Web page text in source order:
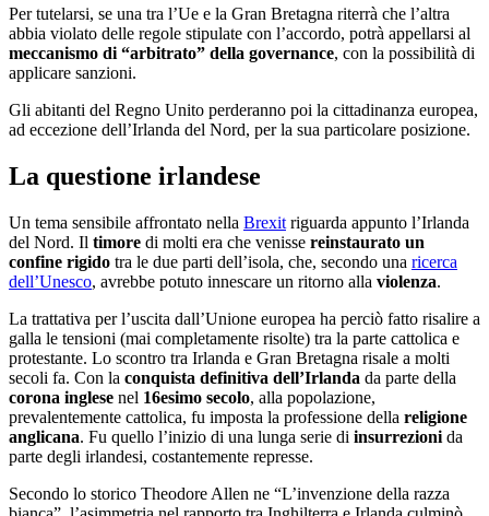
Per tutelarsi, se una tra l’Ue e la Gran Bretagna riterrà che l’altra
abbia violato delle regole stipulate con l’accordo, potrà appellarsi al
meccanismo di “arbitrato” della governance, con la possibilità di
applicare sanzioni.
Gli abitanti del Regno Unito perderanno poi la cittadinanza europea,
ad eccezione dell’Irlanda del Nord, per la sua particolare posizione.
La questione irlandese
Un tema sensibile affrontato nella Brexit riguarda appunto l’Irlanda
del Nord. Il timore di molti era che venisse reinstaurato un
confine rigido tra le due parti dell’isola, che, secondo una ricerca
dell’Unesco, avrebbe potuto innescare un ritorno alla violenza.
La trattativa per l’uscita dall’Unione europea ha perciò fatto risalire a
galla le tensioni (mai completamente risolte) tra la parte cattolica e
protestante. Lo scontro tra Irlanda e Gran Bretagna risale a molti
secoli fa. Con la conquista definitiva dell’Irlanda da parte della
corona inglese nel 16esimo secolo, alla popolazione,
prevalentemente cattolica, fu imposta la professione della religione
anglicana. Fu quello l’inizio di una lunga serie di insurrezioni da
parte degli irlandesi, costantemente represse.
Secondo lo storico Theodore Allen ne “L’invenzione della razza